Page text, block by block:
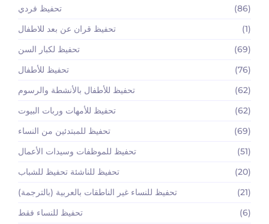
تحفيظ فردي
(86)
تحفيظ قران عن بعد للاطفال
(1)
تحفيظ لكبار السن
(69)
تحفيظ للأطفال
(76)
تحفيظ للأطفال بالأنشطة والرسوم
(62)
تحفيظ للأمهات وربات البيوت
(62)
تحفيظ للمبتدئين من النساء
(69)
تحفيظ للموظفات وسيدات الأعمال
(51)
تحفيظ للناشئة تحفيظ للشباب
(20)
تحفيظ للنساء غير الناطقات بالعربية (بالترجمة)
(21)
تحفيظ للنساء فقط
(6)